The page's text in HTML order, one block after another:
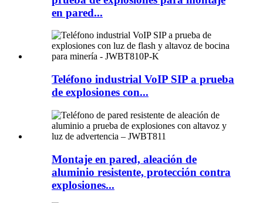
en pared...
Teléfono industrial VoIP SIP a prueba
de explosiones con...
Montaje en pared, aleación de
aluminio resistente, protección contra
explosiones...